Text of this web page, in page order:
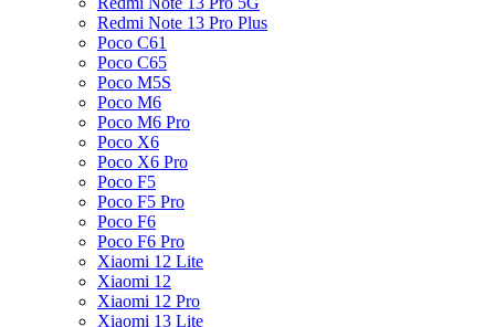
Redmi Note 13 Pro Plus
Poco C61
Poco C65
Poco M5S
Poco M6
Poco M6 Pro
Poco X6
Poco X6 Pro
Poco F5
Poco F5 Pro
Poco F6
Poco F6 Pro
Xiaomi 12 Lite
Xiaomi 12
Xiaomi 12 Pro
Xiaomi 13 Lite